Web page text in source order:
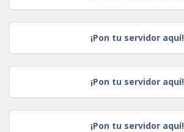
¡Pon tu servidor aquí!
¡Pon tu servidor aquí!
¡Pon tu servidor aquí!